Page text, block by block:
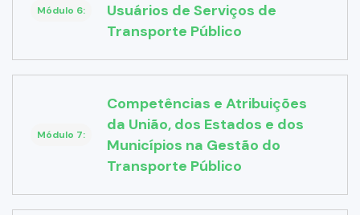
Módulo 6:
Usuários de Serviços de
Transporte Público
Módulo 7:
Competências e Atribuições
da União, dos Estados e dos
Municípios na Gestão do
Transporte Público